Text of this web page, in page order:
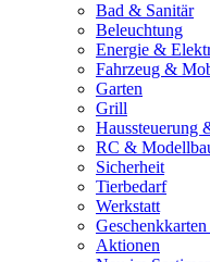
Bad & Sanitär
Beleuchtung
Energie &
Fahrzeug &
Garten
Grill
Haussteuerung
RC &
Sicherheit
Tierbedarf
Werkstatt
Aktionen